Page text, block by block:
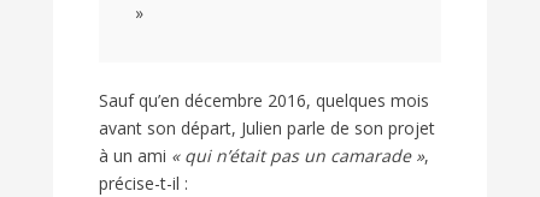
»
Sauf qu’en décembre 2016, quelques mois
avant son départ, Julien parle de son projet
à un ami « qui n’était pas un camarade »,
précise-t-il :